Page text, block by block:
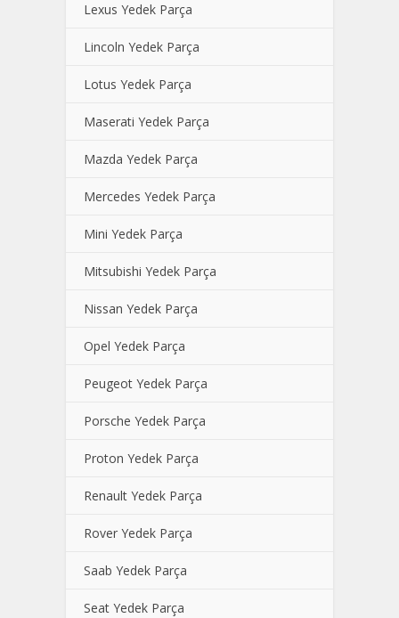
Lexus Yedek Parça
Lincoln Yedek Parça
Lotus Yedek Parça
Maserati Yedek Parça
Mazda Yedek Parça
Mercedes Yedek Parça
Mini Yedek Parça
Mitsubishi Yedek Parça
Nissan Yedek Parça
Opel Yedek Parça
Peugeot Yedek Parça
Porsche Yedek Parça
Proton Yedek Parça
Renault Yedek Parça
Rover Yedek Parça
Saab Yedek Parça
Seat Yedek Parça